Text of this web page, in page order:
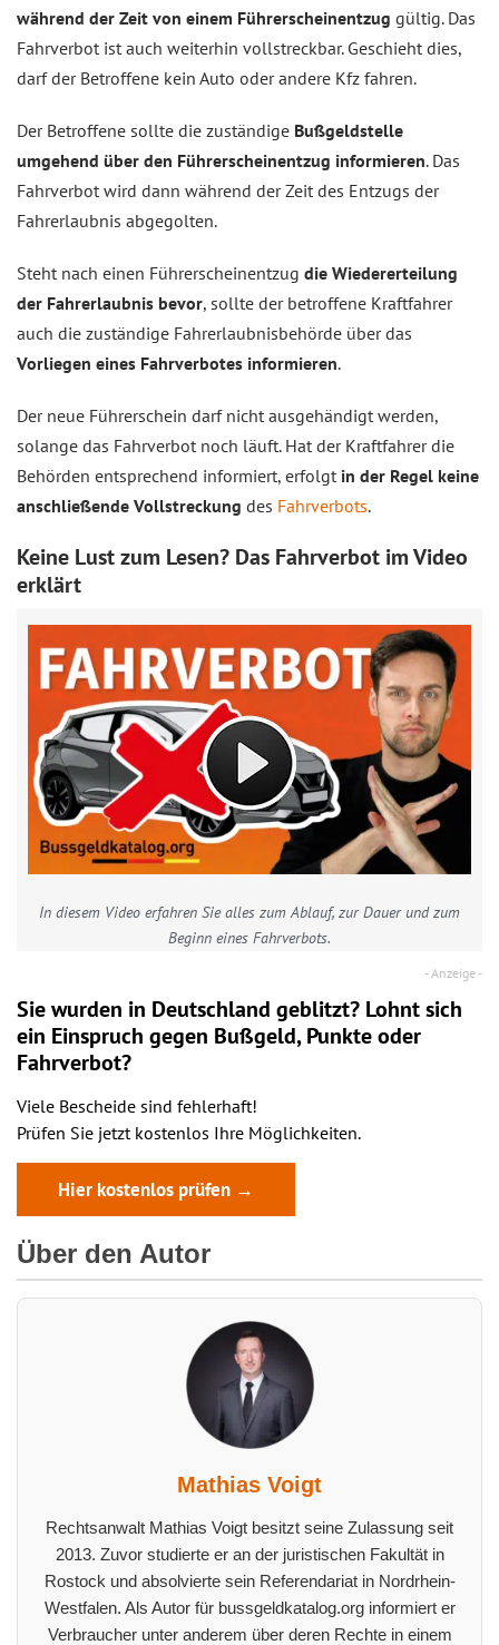
während der Zeit von einem Führerscheinentzug gültig. Das
Fahrverbot ist auch weiterhin vollstreckbar. Geschieht dies,
darf der Betroffene kein Auto oder andere Kfz fahren.
Der Betroffene sollte die zuständige Bußgeldstelle
umgehend über den Führerscheinentzug informieren. Das
Fahrverbot wird dann während der Zeit des Entzugs der
Fahrerlaubnis abgegolten.
Steht nach einen Führerscheinentzug die Wiedererteilung
der Fahrerlaubnis bevor, sollte der betroffene Kraftfahrer
auch die zuständige Fahrerlaubnisbehörde über das
Vorliegen eines Fahrverbotes informieren.
Der neue Führerschein darf nicht ausgehändigt werden,
solange das Fahrverbot noch läuft. Hat der Kraftfahrer die
Behörden entsprechend informiert, erfolgt in der Regel keine
anschließende Vollstreckung des Fahrverbots.
Keine Lust zum Lesen? Das Fahrverbot im Video
erklärt
In diesem Video erfahren Sie alles zum Ablauf, zur Dauer und zum
Beginn eines Fahrverbots.
Sie wurden in Deutschland geblitzt? Lohnt sich
ein Einspruch gegen Bußgeld, Punkte oder
Fahrverbot?
Viele Bescheide sind fehlerhaft!
Prüfen Sie jetzt kostenlos Ihre Möglichkeiten.
Hier kostenlos prüfen →
Über den Autor
Mathias Voigt
Rechtsanwalt Mathias Voigt besitzt seine Zulassung seit
2013. Zuvor studierte er an der juristischen Fakultät in
Rostock und absolvierte sein Referendariat in Nordrhein-
Westfalen. Als Autor für bussgeldkatalog.org informiert er
Verbraucher unter anderem über deren Rechte in einem